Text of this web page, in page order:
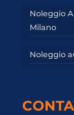
Noleggio
Milano
Noleggio